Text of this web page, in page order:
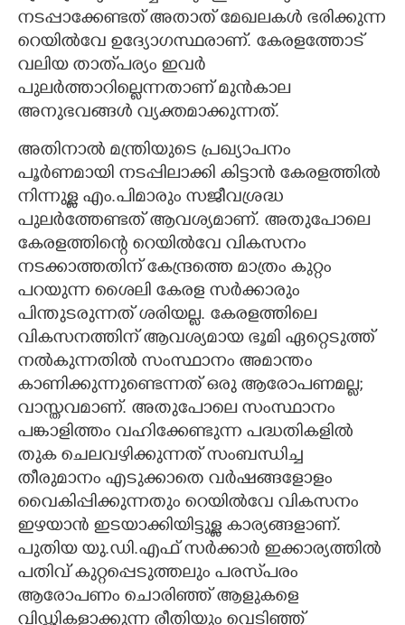
നടപ്പാക്കേണ്ടത് അതാത് മേഖലകൾ ഭരിക്കുന്ന
റെയിൽവേ ഉദ്യോഗസ്ഥരാണ്. കേരളത്തോട്
വലിയ താത്‌പര്യം ഇവർ
പുലർത്താറില്ലെന്നതാണ് മുൻകാല
അനുഭവങ്ങൾ വ്യക്തമാക്കുന്നത്.
അതിനാൽ മന്ത്രിയുടെ പ്രഖ്യാപനം
പൂർണമായി നടപ്പിലാക്കി കിട്ടാൻ കേരളത്തിൽ
നിന്നുള്ള എം.പിമാരും സജീവശ്രദ്ധ
പുലർത്തേണ്ടത് ആവശ്യമാണ്. അതുപോലെ
കേരളത്തിന്റെ റെയിൽവേ വികസനം
നടക്കാത്തതിന് കേന്ദ്രത്തെ മാത്രം കുറ്റം
പറയുന്ന ശൈലി കേരള സർക്കാരും
പിന്തുടരുന്നത് ശരിയല്ല. കേരളത്തിലെ
വികസനത്തിന് ആവശ്യമായ ഭൂമി ഏറ്റെടുത്ത്
നൽകുന്നതിൽ സംസ്ഥാനം അമാന്തം
കാണിക്കുന്നുണ്ടെന്നത് ഒരു ആരോപണമല്ല;
വാസ്തവമാണ്. അതുപോലെ സംസ്ഥാനം
പങ്കാളിത്തം വഹിക്കേണ്ടുന്ന പദ്ധതികളിൽ
തുക ചെലവഴിക്കുന്നത് സംബന്ധിച്ച
തീരുമാനം എടുക്കാതെ വർഷങ്ങളോളം
വൈകിപ്പിക്കുന്നതും റെയിൽവേ വികസനം
ഇഴയാൻ ഇടയാക്കിയിട്ടുള്ള കാര്യങ്ങളാണ്.
പുതിയ യു.ഡി.എഫ് സർക്കാർ ഇക്കാര്യത്തിൽ
പതിവ് കുറ്റപ്പെടുത്തലും പരസ്‌പരം
ആരോപണം ചൊരിഞ്ഞ് ആളുകളെ